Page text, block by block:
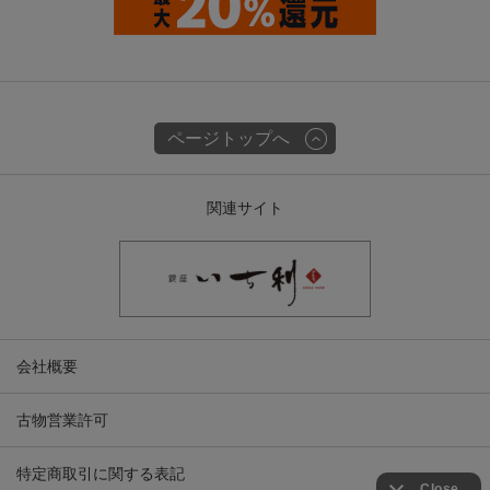
ページトップへ
関連サイト
会社概要
古物営業許可
特定商取引に関する表記